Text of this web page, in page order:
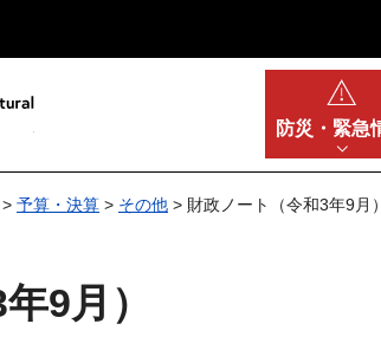
防災・ 緊急
> 予算・決算 > その他 > 財政ノート（令和3年9月）
9月）